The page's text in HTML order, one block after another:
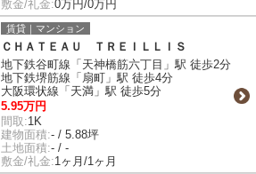
敷金/礼金:0万円/0万円
賃貸｜マンション
ＣＨＡＴＥＡＵ ＴＲＥＩＬＬＩＳ
地下鉄谷町線「天神橋筋六丁目」駅 徒歩2分
地下鉄堺筋線「扇町」駅 徒歩4分
大阪環状線「天満」駅 徒歩5分
5.95万円
間取:1K
建物面積:- / 5.88坪
土地面積:- / -
敷金/礼金:1ヶ月/1ヶ月